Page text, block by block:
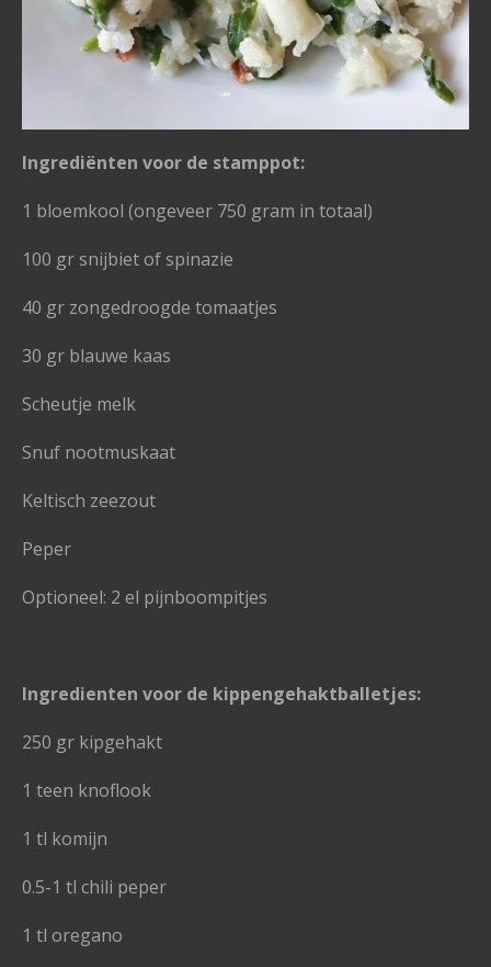
Ingrediënten voor de stamppot:
1 bloemkool (ongeveer 750 gram in totaal)
100 gr snijbiet of spinazie
40 gr zongedroogde tomaatjes
30 gr blauwe kaas
Scheutje melk
Snuf nootmuskaat
Keltisch zeezout
Peper
Optioneel: 2 el pijnboompitjes
Ingredienten voor de kippengehaktballetjes:
250 gr kipgehakt
1 teen knoflook
1 tl komijn
0.5-1 tl chili peper
1 tl oregano